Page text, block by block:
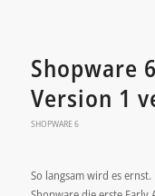
Shopware
Version 1
SHOPWARE 6
So langsam wird es